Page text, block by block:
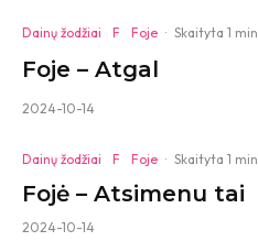
Dainų žodžiai F Foje · Skaityta 1 min
Foje – Atgal
2024-10-14
Dainų žodžiai F Foje · Skaityta 1 min
Fojė – Atsimenu tai
2024-10-14